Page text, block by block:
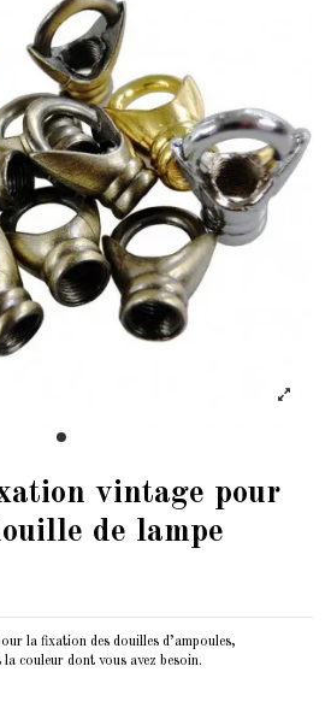
vintage pour
de lampe
la fixation des douilles d’ampoules,
couleur dont vous avez besoin.